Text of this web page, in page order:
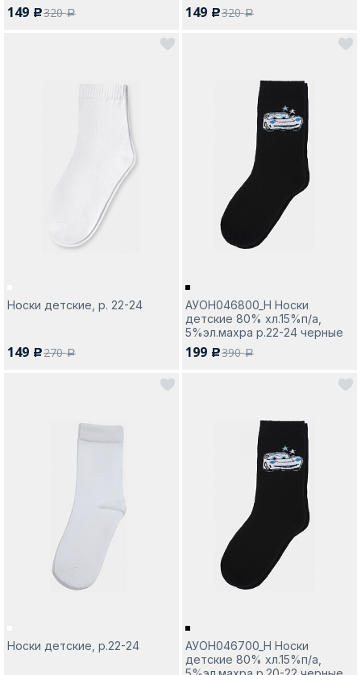
149 c320a 149 c320a
Носки детские, р. 22-24
149 c270a
АУОН046800_Н Носки
детские 80% хл.15%п/а,
5%эл.махра р.22-24 черные
199 c390a
Носки детские, р.22-24
АУОН046700_Н Носки
детские 80% хл.15%п/а,